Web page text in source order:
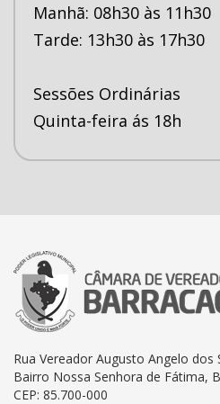
Manhã: 08h30 às 11h30
Tarde: 13h30 às 17h30
Sessões Ordinárias
Quinta-feira ás 18h
Rua Vereador Augusto Angelo dos
Bairro Nossa Senhora de Fátima,
CEP: 85.700-000